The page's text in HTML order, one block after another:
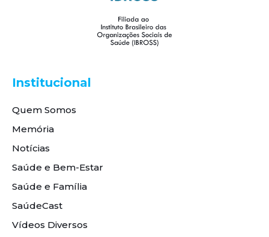
Institucional
Quem Somos
Memória
Notícias
Saúde e Bem-Estar
Saúde e Família
SaúdeCast
Vídeos Diversos